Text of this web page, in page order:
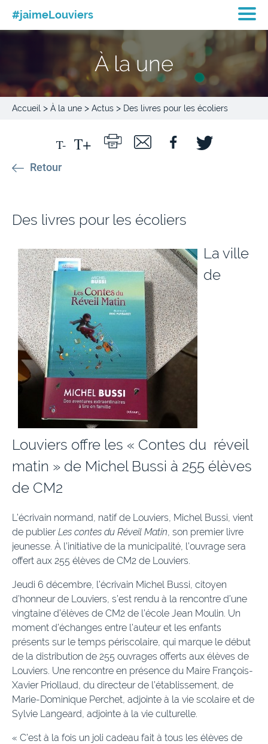
#jaimeLouviers
À la une
Accueil > À la une > Actus > Des livres pour les écoliers
Retour
Des livres pour les écoliers
La ville
de
Louviers offre les « Contes du réveil
matin » de Michel Bussi à 255 élèves
de CM2
L’écrivain normand, natif de Louviers, Michel Bussi, vient
de publierLes contes du Réveil Matin, son premier livre
jeunesse. À l’initiative de la municipalité, l’ouvrage sera
offert aux 255 élèves de CM2 de Louviers.
Jeudi 6 décembre, l’écrivain Michel Bussi, citoyen
d’honneur de Louviers, s’est rendu à la rencontre d’une
vingtaine d’élèves de CM2 de l’école Jean Moulin. Un
moment d’échanges entre l’auteur et les enfants
présents sur le temps périscolaire, qui marque le début
de la distribution de 255 ouvrages offerts aux élèves de
Louviers. Une rencontre en présence du Maire François-
Xavier Priollaud, du directeur de l’établissement, de
Marie-Dominique Perchet, adjointe à la vie scolaire et de
Sylvie Langeard, adjointe à la vie culturelle.
« C’est à la fois un joli cadeau fait à tous les élèves de